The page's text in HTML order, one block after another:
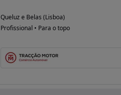
Queluz e Belas (Lisboa)
Profissional • Para o topo